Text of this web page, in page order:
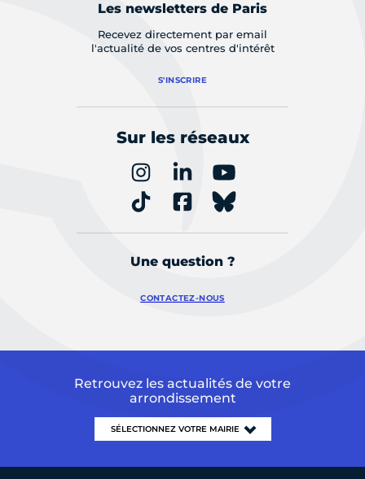
Les newsletters de Paris
Recevez directement par email
l'actualité de vos centres d'intérêt
S'INSCRIRE
Sur les réseaux
Une question ?
CONTACTEZ-NOUS
Retrouvez les actualités de votre
arrondissement